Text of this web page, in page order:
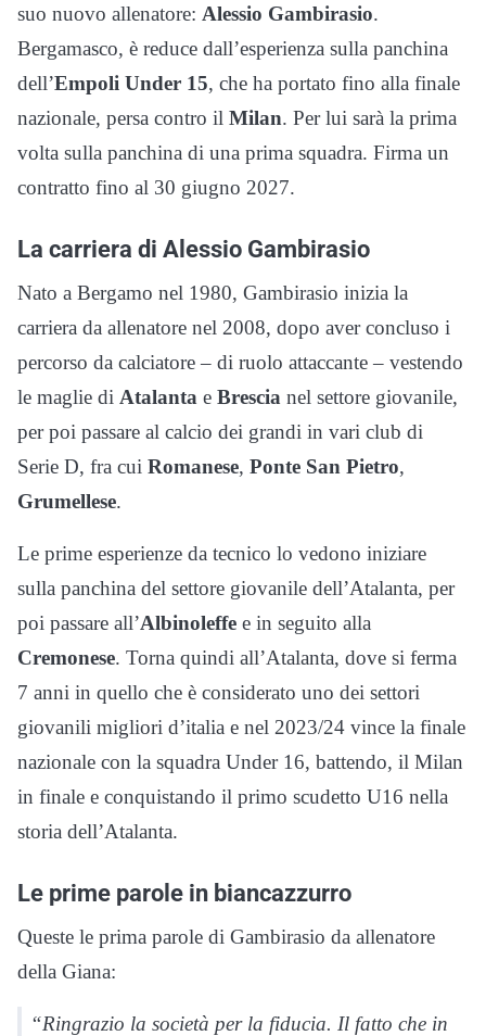
suo nuovo allenatore: Alessio Gambirasio.
Bergamasco, è reduce dall’esperienza sulla panchina
dell’Empoli Under 15, che ha portato fino alla finale
nazionale, persa contro il Milan. Per lui sarà la prima
volta sulla panchina di una prima squadra. Firma un
contratto fino al 30 giugno 2027.
La carriera di Alessio Gambirasio
Nato a Bergamo nel 1980, Gambirasio inizia la
carriera da allenatore nel 2008, dopo aver concluso i
percorso da calciatore – di ruolo attaccante – vestendo
le maglie di Atalanta e Brescia nel settore giovanile,
per poi passare al calcio dei grandi in vari club di
Serie D, fra cui Romanese, Ponte San Pietro,
Grumellese.
Le prime esperienze da tecnico lo vedono iniziare
sulla panchina del settore giovanile dell’Atalanta, per
poi passare all’Albinoleffe e in seguito alla
Cremonese. Torna quindi all’Atalanta, dove si ferma
7 anni in quello che è considerato uno dei settori
giovanili migliori d’italia e nel 2023/24 vince la finale
nazionale con la squadra Under 16, battendo, il Milan
in finale e conquistando il primo scudetto U16 nella
storia dell’Atalanta.
Le prime parole in biancazzurro
Queste le prima parole di Gambirasio da allenatore
della Giana:
“Ringrazio la società per la fiducia. Il fatto che in